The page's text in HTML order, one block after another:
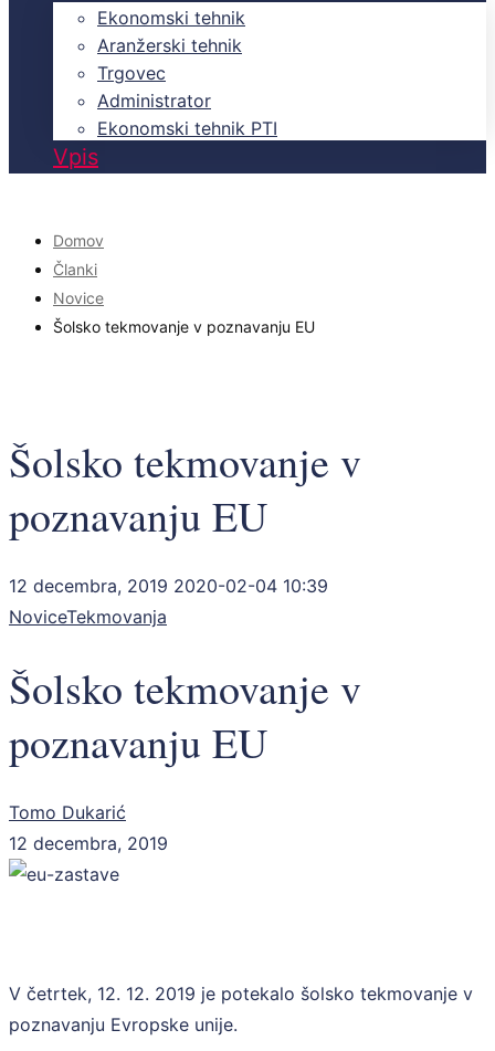
Ekonomski tehnik
Aranžerski tehnik
Trgovec
Administrator
Ekonomski tehnik PTI
Vpis
Domov
Članki
Novice
Šolsko tekmovanje v poznavanju EU
Šolsko tekmovanje v
poznavanju EU
12 decembra, 2019 2020-02-04 10:39
NoviceTekmovanja
Šolsko tekmovanje v
poznavanju EU
Tomo Dukarić
12 decembra, 2019
Šolsko
V četrtek, 12. 12. 2019 je potekalo šolsko tekmovanje v
poznavanju Evropske unije.